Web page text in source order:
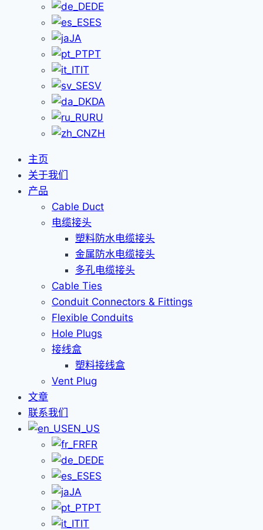
DE
ES
JA
PT
IT
SV
DA
RU
ZH
主页
关于我们
产品
Cable Duct
电缆接头
塑料防水电缆接头
金属防水电缆接头
多孔电缆接头
Cable Ties
Conduit Connectors & Fittings
Flexible Conduits
Hole Plugs
接线盒
塑料接线盒
Vent Plug
文章
联系我们
EN_US
FR
DE
ES
JA
PT
IT